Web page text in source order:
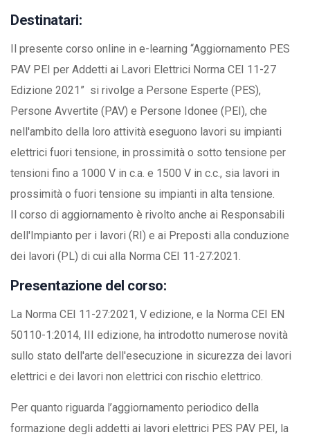
Destinatari:
Il presente corso online in e-learning “Aggiornamento PES
PAV PEI per Addetti ai Lavori Elettrici Norma CEI 11-27
Edizione 2021” si rivolge a Persone Esperte (PES),
Persone Avvertite (PAV) e Persone Idonee (PEI), che
nell'ambito della loro attività eseguono lavori su impianti
elettrici fuori tensione, in prossimità o sotto tensione per
tensioni fino a 1000 V in c.a. e 1500 V in c.c., sia lavori in
prossimità o fuori tensione su impianti in alta tensione.
Il corso di aggiornamento è rivolto anche ai Responsabili
dell'Impianto per i lavori (RI) e ai Preposti alla conduzione
dei lavori (PL) di cui alla Norma CEI 11-27:2021.
Presentazione del corso:
La Norma CEI 11-27:2021, V edizione, e la Norma CEI EN
50110-1:2014, III edizione, ha introdotto numerose novità
sullo stato dell'arte dell'esecuzione in sicurezza dei lavori
elettrici e dei lavori non elettrici con rischio elettrico.
Per quanto riguarda l’aggiornamento periodico della
formazione degli addetti ai lavori elettrici PES PAV PEI, la